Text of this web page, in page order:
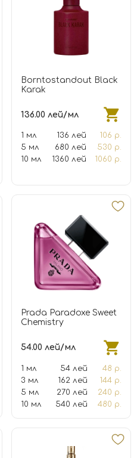
Borntostandout Black
Karak
136.00 лей/мл
1 мл 136 лей
106 р.
5 мл
680 лей
530 р.
10 мл
1360 лей 1060 р.
Prada Paradoxe Sweet
Chemistry
54.00 лей/мл
1 мл 54 лей
48 р.
3 мл
162 лей
144 р.
5 мл
270 лей
240 р.
10 мл
540 лей 480 р.